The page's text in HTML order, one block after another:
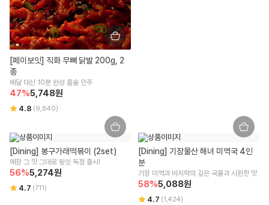
[페이보잇] 직화 무뼈 닭발 200g, 2
종
배달 대신 10분 완성 홈술 안주
47%5,748원
4.8 (9,840)
[Dining] 봉구가래떡볶이 (2set)
매장 그 맛 그대로 윙잇 독점 출시!
56%5,274원
4.7 (711 )
[Dining] 기장물산 해녀 미역국 4인
분
기장 미역과 바지락의 깊은 국물과 시원한 맛
58%5,088원
4.7 (1,424)